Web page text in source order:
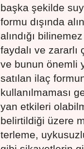
başka şekilde
formu dışında
alındığı
faydalı ve zararlı
ve bunun önemli
satılan ilaç
kullanılmaması
yan etkileri
belirtildiği üzere
terleme,